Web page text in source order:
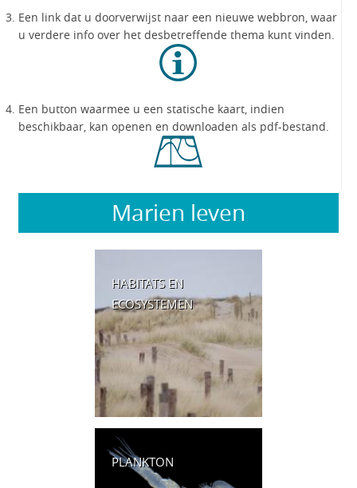
Een link dat u doorverwijst naar een nieuwe webbron, waar
u verdere info over het desbetreffende thema kunt vinden.
Een button waarmee u een statische kaart, indien
beschikbaar, kan openen en downloaden als pdf-bestand.
Marien leven
HABITATS EN
ECOSYSTEMEN
PLANKTON